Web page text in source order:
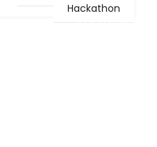
Hackathon
PARTICIPER